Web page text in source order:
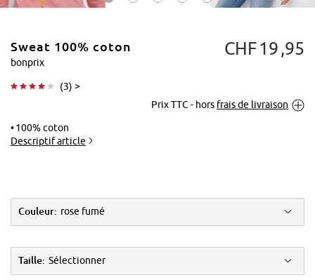
Tapoter pour
Sweat 100% coton
bonprix
(3) >
CHF19 95
Prix TTC - hors frais de livraison
100% coton
Descriptif article
Couleur: rose fumé
Taille: Sélectionner